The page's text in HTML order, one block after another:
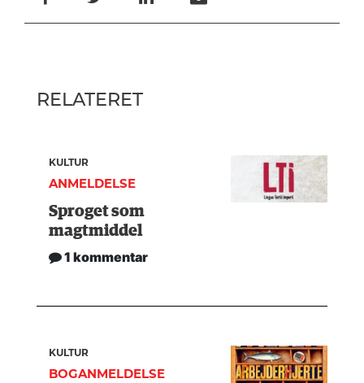
RELATERET
KULTUR
ANMELDELSE
Sproget som
magtmiddel
1 kommentar
KULTUR
BOGANMELDELSE